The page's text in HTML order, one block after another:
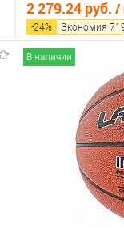
2 279.24 руб. /
-24% Экономия
Купить в 1 клик
В избранное
В наличии